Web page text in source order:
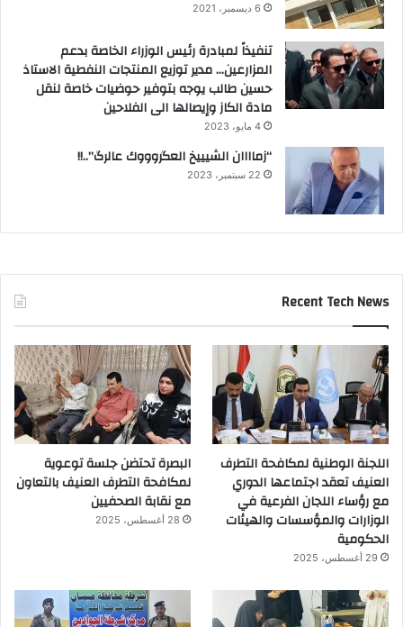
6 ديسمبر، 2021
تنفيذاً لمبادرة رئيس الوزراء الخاصة بدعم
المزارعين… مدير توزيع المنتجات النفطية الاستاذ
حسين طالب يوجه بتوفير حوضيات خاصة لنقل
مادة الكاز وإيصالها الى الفلاحين
4 مايو، 2023
“زماااان الشيييخ العگروووك عالرگ”..!!
22 سبتمبر، 2023
Recent Tech News
اللجنة الوطنية لمكافحة التطرف
العنيف تعقد اجتماعها الدوري
مع رؤساء اللجان الفرعية في
الوزارات والمؤسسات والهيئات
الحكومية
29 أغسطس، 2025
البصرة تحتضن جلسة توعوية
لمكافحة التطرف العنيف بالتعاون
مع نقابة الصحفيين
28 أغسطس، 2025